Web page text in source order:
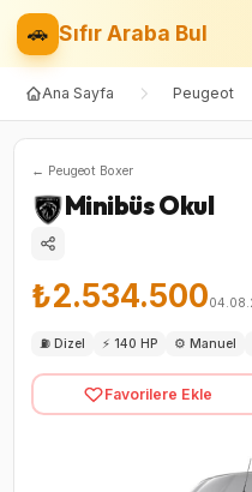
🚗 Sıfır Araba Bul
Markalar
Fiyat Listesi
📝 Blog
⚡
🚙 SUV
Karşılaştır
Ana Sayfa Peugeot
← Peugeot Boxer
Minibüs Okul
₺2.534.500
⛽ Dizel ⚡ 140 HP ⚙️ Manuel
Favorilere Ekle